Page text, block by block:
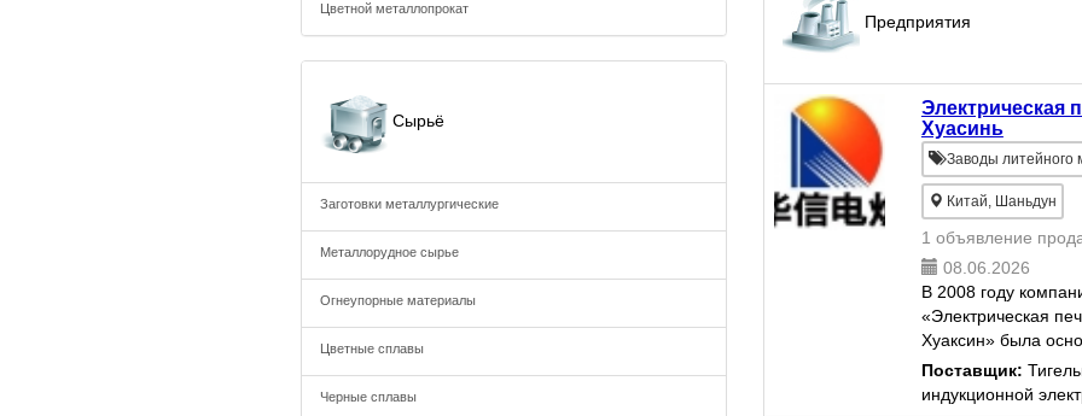
Цветной металлопрокат
Сырьё
Заготовки металлургические
Металлорудное сырье
Огнеупорные материалы
Цветные сплавы
Черные сплавы
Предприятия
Электрическая
Хуасинь
Заводы литейного
Китай, Шаньдун
1 объявление
08.06.2026
В 2008 году
«Электрическая
Хуаксин» была
городе Вэйфан,
Шаньдун.
Поставщик:
индукционной